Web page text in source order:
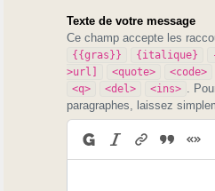
Texte de votre message
Ce champ accepte les
{{gras}} {italique}
>url]
<quote> <code>
<q> <del> <ins>
.
paragraphes, laissez